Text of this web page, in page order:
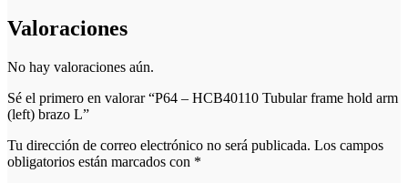
Valoraciones
No hay valoraciones aún.
Sé el primero en valorar “P64 – HCB40110 Tubular frame hold arm
(left) brazo L”
Tu dirección de correo electrónico no será publicada. Los campos
obligatorios están marcados con *